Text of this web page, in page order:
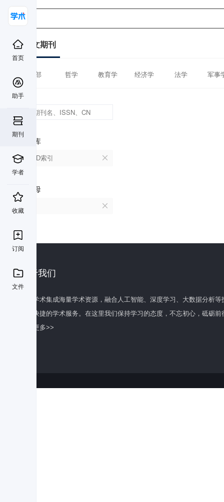
首页
助手
期刊
学者
收藏
订阅
文件
中文期刊
全部 哲学 教育学 经济学 法学 军事
数据库
CSCD索引
首字母
关于我们
百度学术集成海量学术资源，融合人工智能、深度学习、大数据分析
全面快捷的学术服务。在这里我们保持学习的态度，不忘初心，砥砺前
了解更多>>